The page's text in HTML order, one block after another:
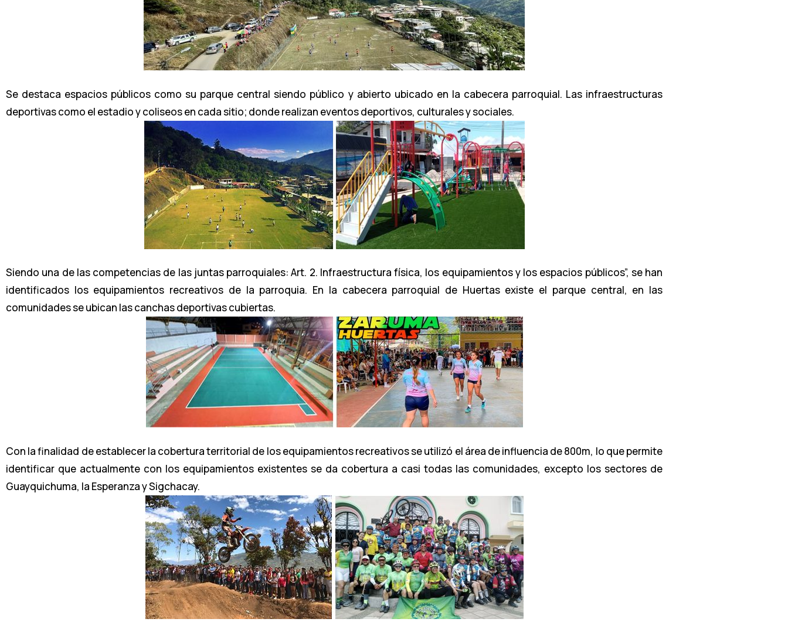
Se destaca espacios públicos como su parque central siendo público y abierto ubicado en la cabecera parroquial. Las infraestructuras
deportivas como el estadio y coliseos en cada sitio; donde realizan eventos deportivos, culturales y sociales.
Siendo una de las competencias de las juntas parroquiales: Art. 2. Infraestructura física, los equipamientos y los espacios públicos”, se han
identificados los equipamientos recreativos de la parroquia. En la cabecera parroquial de Huertas existe el parque central, en las
comunidades se ubican las canchas deportivas cubiertas.
Con la finalidad de establecer la cobertura territorial de los equipamientos recreativos se utilizó el área de influencia de 800m, lo que permite
identificar que actualmente con los equipamientos existentes se da cobertura a casi todas las comunidades, excepto los sectores de
Guayquichuma, la Esperanza y Sigchacay.